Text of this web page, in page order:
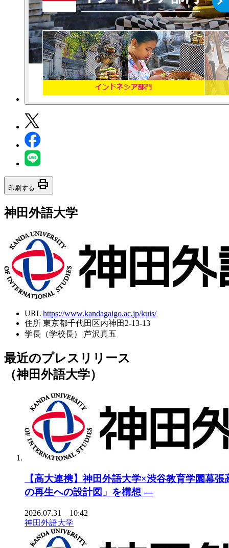
印刷する print
神田外語大学
URL https://www.kandagaigo.ac.jp/kuis/
住所 東京都千代田区内神田2-13-13
学長（学校長）
芦沢真五
最近のプレスリリース
（神田外語大学）
【高大連携】神田外語大学×渋谷教育学園幕
の再生への設計図」を構想 ―
2026.07.31 10:42
神田外語大学